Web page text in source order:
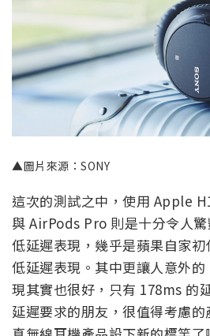
▲圖片來源：SONY
這次的測試之中，使用 Apple
與 AirPods Pro 則是十分令人
低延遲表現，幾乎是蘋果自家
低延遲表現。其中更讓人意外
現其實也很好，只有 178ms 的
延遲要求的朋友，很值得考慮